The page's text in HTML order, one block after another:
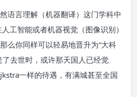
语言理解（机器翻译）这门学科中
工智能或者机器视觉（图像识别）
么你同样可以轻易地晋升为“大科
去世时，或许那天国人已经觉
一样的待遇，有满城甚至全国